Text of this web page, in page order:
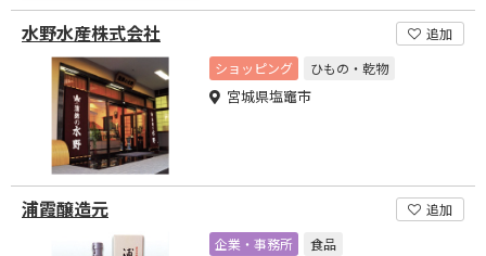
水野水産株式会社
追加
ショッピング
ひもの・乾物
宮城県塩竈市
浦霞醸造元
追加
企業・事務所
食品